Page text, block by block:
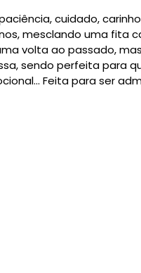
cuidado,
mesclando uma fita
volta ao passado,
sendo perfeita para
Feita para ser